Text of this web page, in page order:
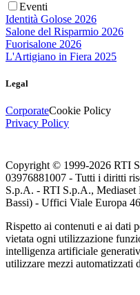
Eventi
Identità Golose 2026
Salone del Risparmio 2026
Fuorisalone 2026
L'Artigiano in Fiera 2025
Legal
CorporateCookie Policy
Privacy Policy
Copyright © 1999-2026 RTI
03976881007 - Tutti i diritti
S.p.A. - RTI S.p.A., Mediaset
Bassi) - Uffici Viale Europa
Rispetto ai contenuti e ai dati
vietata ogni utilizzazione
intelligenza artificiale
utilizzare mezzi automatizzati